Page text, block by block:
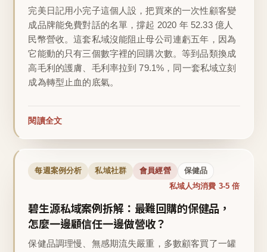
完美日記用小完子這個人設，把買來的一次性顧客變
成品牌能免費對話的名單，撐起 2020 年 52.33 億人
民幣營收。這套私域沒能阻止母公司連虧五年，因為
它能動的只有三個數字裡的回購次數。等到品類換成
高毛利的護膚、毛利率拉到 79.1%，同一套私域立刻
成為轉型止血的底氣。
閱讀全文
每週案例分析 私域社群 會員經營 保健品
私域人均消費 3-5 倍
碧生源私域案例拆解：最難回購的保健品，
怎麼一邊顧信任一邊做營收？
保健品調理慢、無感期流失嚴重，多數顧客買了一罐